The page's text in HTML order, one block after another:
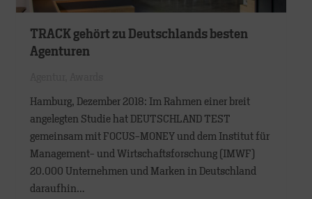
TRACK gehört zu Deutschlands besten
Agenturen
Hamburg, Dezember 2018: Im Rahmen einer breit
angelegten Studie hat DEUTSCHLAND TEST
gemeinsam mit FOCUS-MONEY und dem Institut für
Management- und Wirtschaftsforschung (IMWF)
20.000 Unternehmen und Marken in Deutschland
daraufhin…